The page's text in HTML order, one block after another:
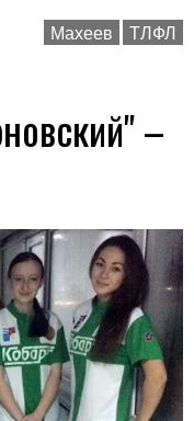
Махеев ТЛФЛ
–